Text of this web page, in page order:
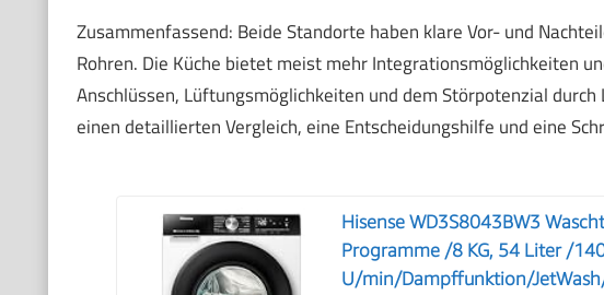
Zusammenfassend: Beide Standorte haben klare Vor- und
Rohren. Die Küche bietet meist mehr Integrationsmöglichkeiten
Anschlüssen, Lüftungsmöglichkeiten und dem Störpotenzial
einen detaillierten Vergleich, eine Entscheidungshilfe und eine
Hisense WD3S8043BW3
Programme /8 KG, 54 Liter /
U/min/Dampffunktion/